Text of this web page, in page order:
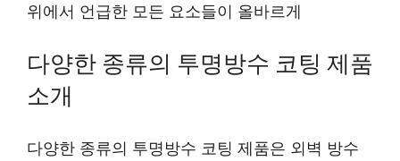
위에서 언급한 모든 요소들이 올바르게
다양한 종류의 투명방수 코팅 제품
소개
다양한 종류의 투명방수 코팅 제품은 외벽 방수